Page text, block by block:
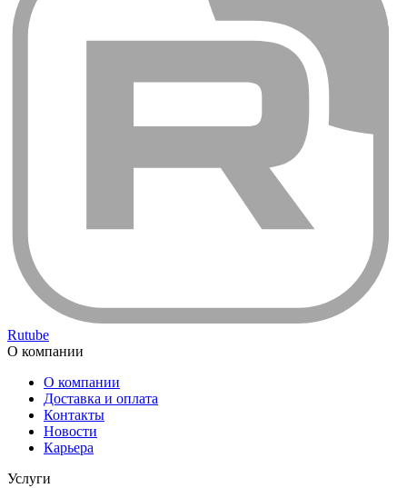
Rutube
О компании
О компании
Доставка и оплата
Контакты
Новости
Карьера
Услуги